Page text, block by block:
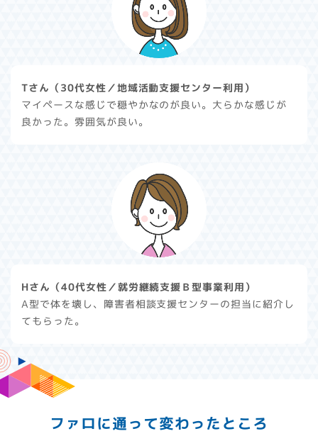
Tさん（30代女性／地域活動支援センター利用）
マイペースな感じで穏やかなのが良い。大らかな感じが
良かった。雰囲気が良い。
Hさん（40代女性／就労継続支援Ｂ型事業利用）
A型で体を壊し、障害者相談支援センターの担当に紹介し
てもらった。
ファロに通って変わったところ